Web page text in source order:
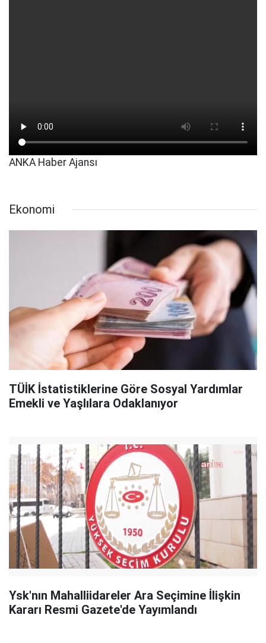
ANKA Haber Ajansı
Ekonomi
TÜİK İstatistiklerine Göre Sosyal Yardımlar
Emekli ve Yaşlılara Odaklanıyor
Ysk'nın Mahalliidareler Ara Seçimine İlişkin
Kararı Resmi Gazete'de Yayımlandı